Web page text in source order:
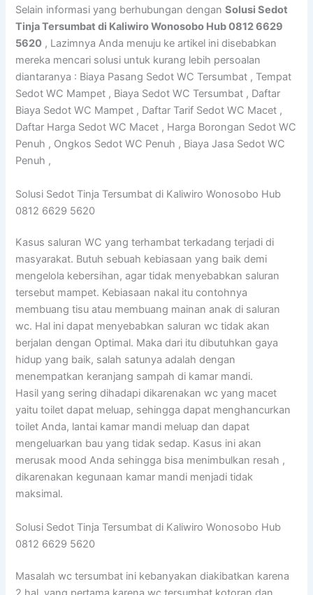
Selain informasi yang berhubungan denganSolusi Sedot
Tinja Tersumbat di Kaliwiro Wonosobo Hub 0812 6629
5620 , Lazimnya Anda menuju ke artikel ini disebabkan
mereka mencari solusi untuk kurang lebih persoalan
diantaranya : Biaya Pasang Sedot WC Tersumbat , Tempat
Sedot WC Mampet , Biaya Sedot WC Tersumbat , Daftar
Biaya Sedot WC Mampet , Daftar Tarif Sedot WC Macet ,
Daftar Harga Sedot WC Macet , Harga Borongan Sedot WC
Penuh , Ongkos Sedot WC Penuh , Biaya Jasa Sedot WC
Penuh ,
Solusi Sedot Tinja Tersumbat di Kaliwiro Wonosobo Hub
0812 6629 5620
Kasus saluran WC yang terhambat terkadang terjadi di
masyarakat. Butuh sebuah kebiasaan yang baik demi
mengelola kebersihan, agar tidak menyebabkan saluran
tersebut mampet. Kebiasaan nakal itu contohnya
membuang tisu atau membuang mainan anak di saluran
wc. Hal ini dapat menyebabkan saluran wc tidak akan
berjalan dengan Optimal. Maka dari itu dibutuhkan gaya
hidup yang baik, salah satunya adalah dengan
menempatkan keranjang sampah di kamar mandi.
Hasil yang sering dihadapi dikarenakan wc yang macet
yaitu toilet dapat meluap, sehingga dapat menghancurkan
toilet Anda, lantai kamar mandi meluap dan dapat
mengeluarkan bau yang tidak sedap. Kasus ini akan
merusak mood Anda sehingga bisa menimbulkan resah ,
dikarenakan kegunaan kamar mandi menjadi tidak
maksimal.
Solusi Sedot Tinja Tersumbat di Kaliwiro Wonosobo Hub
0812 6629 5620
Masalah wc tersumbat ini kebanyakan diakibatkan karena